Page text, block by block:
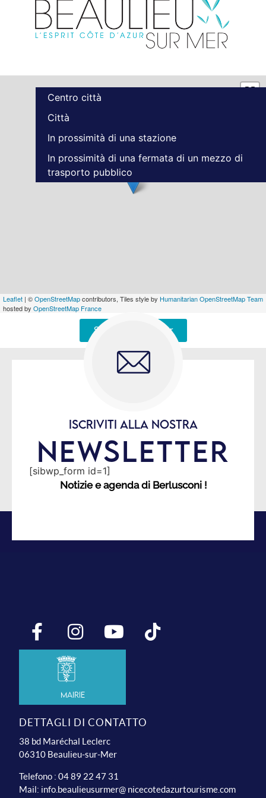
Leaflet | ©OpenStreetMapcontributors, Tiles style by Humanitarian OpenStreetMap Team
hosted by OpenStreetMap France
Centro città
Città
In prossimità di una stazione
In prossimità di una fermata di un mezzo di
trasporto pubblico
Signaler une erreur
ISCRIVITI ALLA NOSTRA
NEWSLETTER
[sibwp_form id=1]
Notizie e agenda di Berlusconi !
Mairie
DETTAGLI DI CONTATTO
38 bd Maréchal Leclerc
06310 Beaulieu-sur-Mer
Telefono : 04 89 22 47 31
Mail: info.beaulieusurmer@ nicecotedazurtourisme.com